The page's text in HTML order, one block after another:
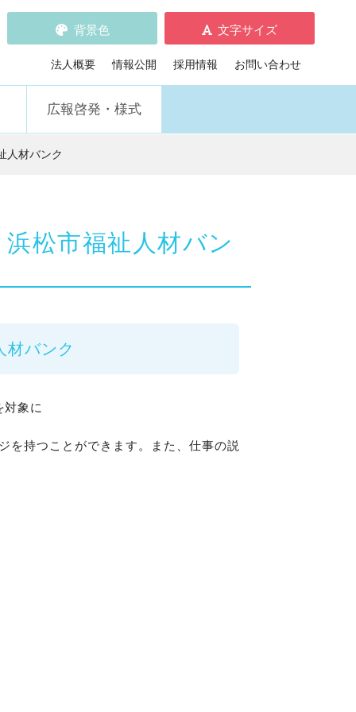
背景色
デフォルト
黒の背景
青の背景
黄の背景
文字サイズ
標準
拡大
法人概要 情報公開 採用情報 お問い合わせ
広報啓発・様式
人材バンク
松市福祉人材バン
バンク
対象に
を持つことができます。また、仕事の説